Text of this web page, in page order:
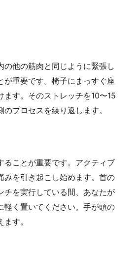
他の筋肉と同じように緊張し
が重要です。椅子にまっすぐ座
す。そのストレッチを10〜15
プロセスを繰り返します。
ることが重要です。アクティブ
みを引き起こし始めます。首の
チを実行している間、あなたが
軽く置いてください。手が頭の
す。